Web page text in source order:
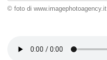
© foto di www.imagephotoagency.it